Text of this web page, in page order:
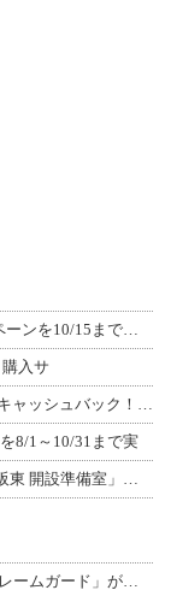
購入サ
8/1～10/31まで実